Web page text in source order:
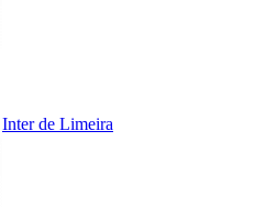
Inter de Limeira